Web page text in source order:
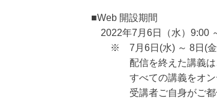
■Web 開設期間
2022年7月6日（水）9:00
※ 7月6日(水) ～ 8日(金)の
配信を終えた講義は、そ
すべての講義をオンデ
受講者ご自身がご都合の